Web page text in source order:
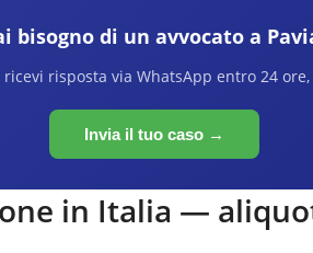
bisogno di un avvocato a
ricevi risposta via WhatsApp entro 24
Invia il tuo caso →
in Italia —